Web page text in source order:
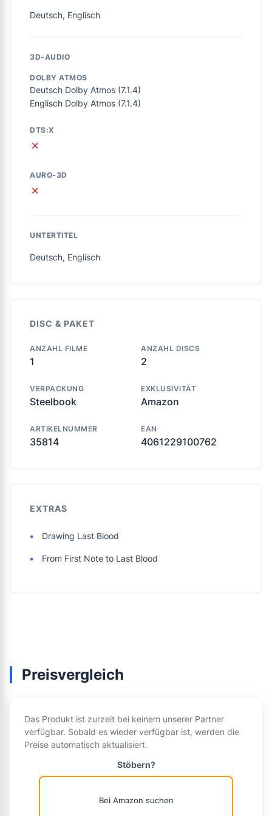
Deutsch, Englisch
3D-AUDIO
DOLBY ATMOS
Deutsch Dolby Atmos (7.1.4)
Englisch Dolby Atmos (7.1.4)
DTS:X
✗
AURO-3D
✗
UNTERTITEL
Deutsch, Englisch
DISC & PAKET
ANZAHL FILME
1
ANZAHL DISCS
2
VERPACKUNG
Steelbook
EXKLUSIVITÄT
Amazon
ARTIKELNUMMER
35814
EAN
4061229100762
EXTRAS
Drawing Last Blood
From First Note to Last Blood
Preisvergleich
Das Produkt ist zurzeit bei keinem unserer Partner
verfügbar. Sobald es wieder verfügbar ist, werden die
Preise automatisch aktualisiert.
Stöbern?
Bei Amazon suchen